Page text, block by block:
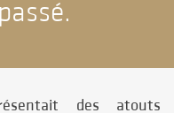
des atouts